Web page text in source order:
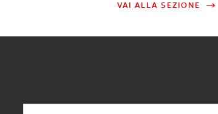
VAI ALLA SEZIONE